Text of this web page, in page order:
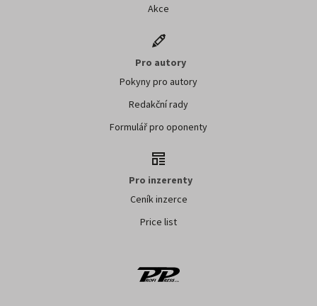
Akce
Pro autory
Pokyny pro autory
Redakční rady
Formulář pro oponenty
Pro inzerenty
Ceník inzerce
Price list